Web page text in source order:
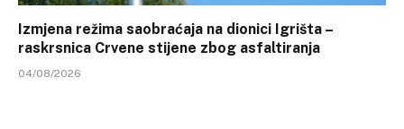
Izmjena režima saobraćaja na dionici Igrišta –
raskrsnica Crvene stijene zbog asfaltiranja
04/08/2026